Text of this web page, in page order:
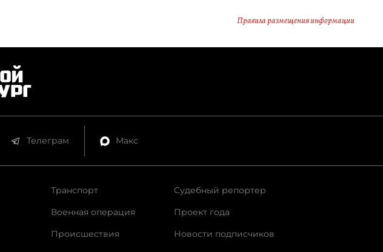
Правила размещения информации
Телеграм Макс
Транспорт
Военная операция
Происшествия
Судебный репортер
Проект года
Новости подписчиков